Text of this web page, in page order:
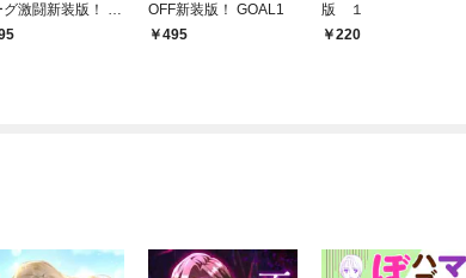
グ激闘新装版！ 第
OFF新装版！ GOAL1
495
版 １
220